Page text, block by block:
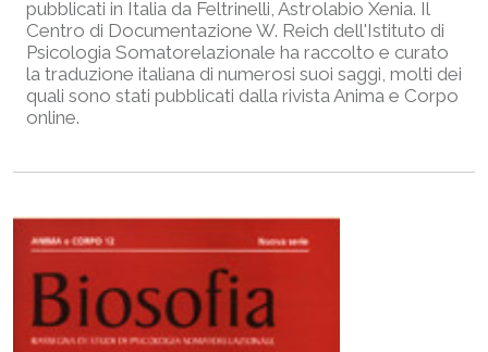
pubblicati in Italia da Feltrinelli, Astrolabio Xenia. Il
Centro di Documentazione W. Reich dell'Istituto di
Psicologia Somatorelazionale ha raccolto e curato
la traduzione italiana di numerosi suoi saggi, molti dei
quali sono stati pubblicati dalla rivista Anima e Corpo
online.